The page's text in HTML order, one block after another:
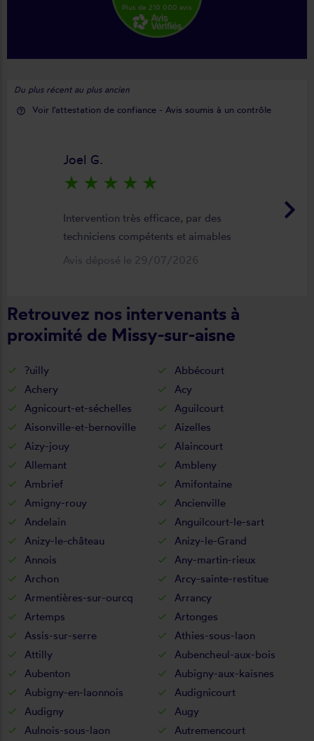
Plus de 210 000 avis
Du plus récent au plus ancien
help_outline Voir l'attestation de confiance - Avis soumis à un contrôle
keyboard_arrow_right
Joel G.
star_rate star_rate star_rate star_rate star_rate
Intervention très efficace, par des
techniciens compétents et aimables
Avis déposé le 29/07/2026
Retrouvez nos intervenants à
proximité de Missy-sur-aisne
?uilly
Abbécourt
Achery
Acy
Agnicourt-et-séchelles
Aguilcourt
Aisonville-et-bernoville
Aizelles
Aizy-jouy
Alaincourt
Allemant
Ambleny
Ambrief
Amifontaine
Amigny-rouy
Ancienville
Andelain
Anguilcourt-le-sart
Anizy-le-château
Anizy-le-Grand
Annois
Any-martin-rieux
Archon
Arcy-sainte-restitue
Armentières-sur-ourcq
Arrancy
Artemps
Artonges
Assis-sur-serre
Athies-sous-laon
Attilly
Aubencheul-aux-bois
Aubenton
Aubigny-aux-kaisnes
Aubigny-en-laonnois
Audignicourt
Audigny
Augy
Aulnois-sous-laon
Autremencourt